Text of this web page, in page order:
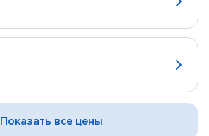
Показать все цены